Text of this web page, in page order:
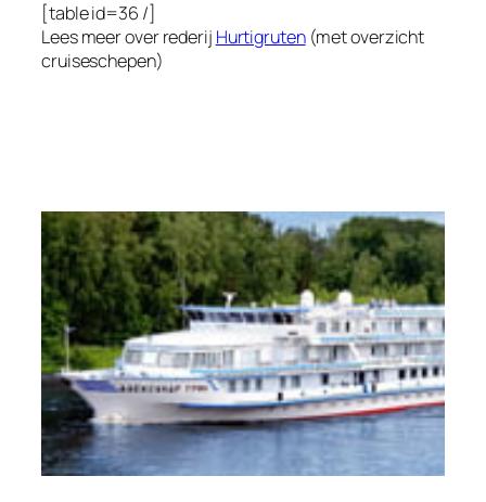
[table id=36 /]
Lees meer over rederij Hurtigruten(met overzicht
cruiseschepen)